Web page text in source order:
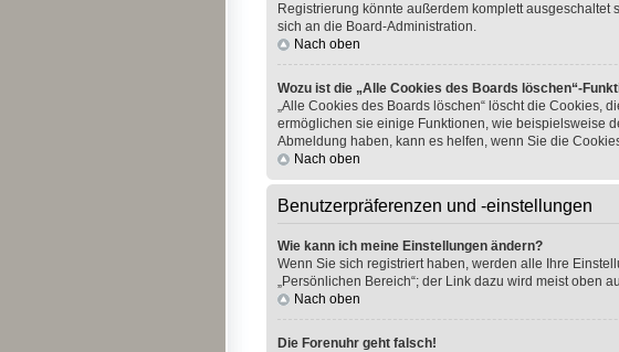
Registrierung könnte außerdem komplett
sich an die Board-Administration.
Nach oben
Wozu ist die „Alle Cookies des Boards löschen“-
„Alle Cookies des Boards löschen“ löscht die Cookies,
ermöglichen sie einige Funktionen, wie beispielsweise
Abmeldung haben, kann es helfen, wenn Sie die
Nach oben
Benutzerpräferenzen und -einstellungen
Wie kann ich meine Einstellungen ändern?
Wenn Sie sich registriert haben, werden alle Ihre
„Persönlichen Bereich“; der Link dazu wird meist oben
Nach oben
Die Forenuhr geht falsch!